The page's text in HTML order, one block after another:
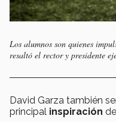
Los alumnos son quienes
resaltó el rector y presidente
David Garza también
principal inspiración